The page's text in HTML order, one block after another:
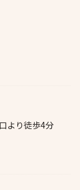
より徒歩4分